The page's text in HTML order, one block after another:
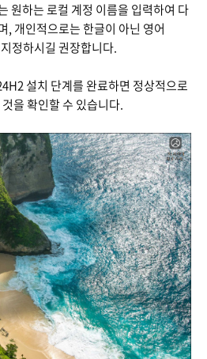
원하는 로컬 계정 이름을 입력하여 다
, 개인적으로는 한글이 아닌 영어
정하시길 권장합니다.
설치 단계를 완료하면 정상적으로
을 확인할 수 있습니다.